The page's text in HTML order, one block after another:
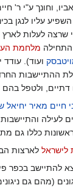
וחונך ע"י ר'
עליו לנגן
לעלות לארץ
התחילה מלחמת
ועוד).
ההתיישבות
דתיים, ולטפל
חיים מאיר יחיאל
לעילה
כללו גם
לישראל לארצות
להתיישב בכפר
(מהם גם